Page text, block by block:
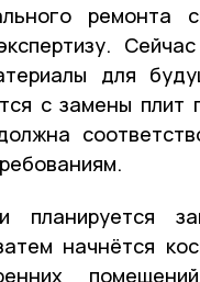
ремонта
для
с замены плит
планируется
начнётся